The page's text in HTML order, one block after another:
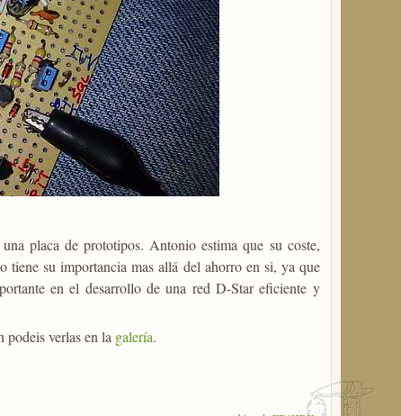
placa de prototipos. Antonio estima que su coste,
tiene su importancia mas allá del ahorro en si, ya que
en el desarrollo de una red D-Star eficiente y
podeis verlas en la galería.